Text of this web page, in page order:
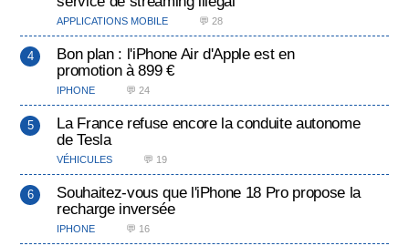
APPLICATIONS MOBILE 💬 28
Bon plan : l'iPhone Air d'Apple est en
promotion à 899 €
IPHONE 💬 24
La France refuse encore la conduite autonome
de Tesla
VÉHICULES 💬 19
Souhaitez-vous que l'iPhone 18 Pro propose la
recharge inversée
IPHONE 💬 16